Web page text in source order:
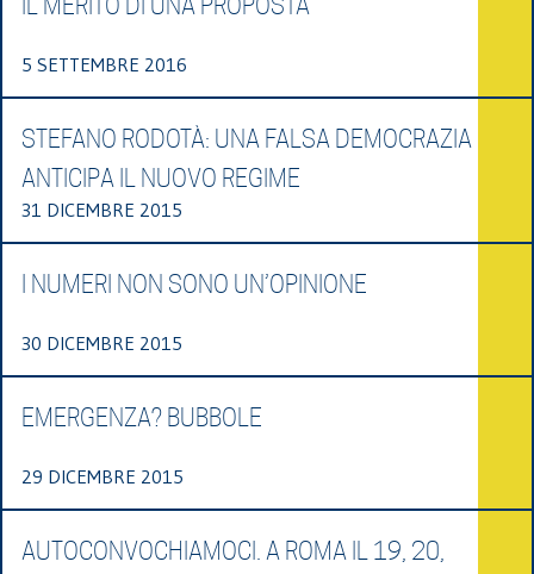
IL MERITO DI UNA PROPOSTA
5 SETTEMBRE 2016
STEFANO RODOTÀ: UNA FALSA DEMOCRAZIA
ANTICIPA IL NUOVO REGIME
31 DICEMBRE 2015
I NUMERI NON SONO UN’OPINIONE
30 DICEMBRE 2015
EMERGENZA? BUBBOLE
29 DICEMBRE 2015
AUTOCONVOCHIAMOCI. A ROMA IL 19, 20,